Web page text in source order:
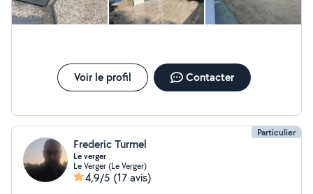
Voir le profil Contacter
Particulier
Frederic Turmel
Le verger
Le Verger (Le Verger)
4,9/5 (17 avis)